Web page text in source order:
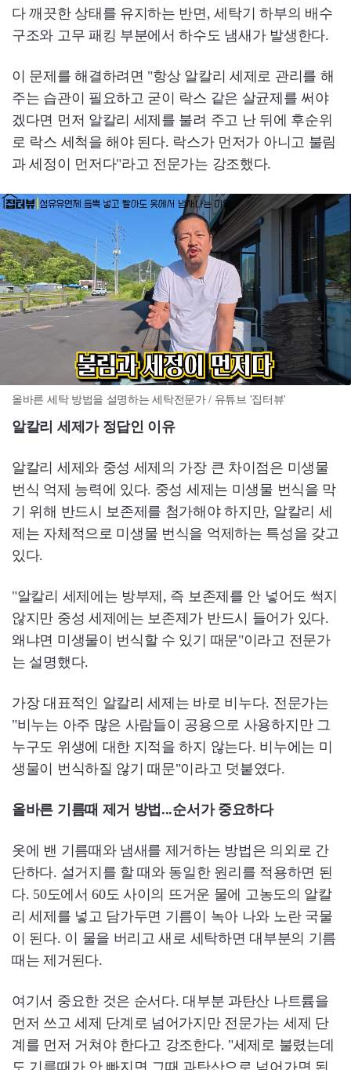
다 깨끗한 상태를 유지하는 반면, 세탁기 하부의 배수
구조와 고무 패킹 부분에서 하수도 냄새가 발생한다.
이 문제를 해결하려면 "항상 알칼리 세제로 관리를 해
주는 습관이 필요하고 굳이 락스 같은 살균제를 써야
겠다면 먼저 알칼리 세제를 불려 주고 난 뒤에 후순위
로 락스 세척을 해야 된다. 락스가 먼저가 아니고 불림
과 세정이 먼저다"라고 전문가는 강조했다.
올바른 세탁 방법을 설명하는 세탁전문가 / 유튜브 '집터뷰'
알칼리 세제가 정답인 이유
알칼리 세제와 중성 세제의 가장 큰 차이점은 미생물
번식 억제 능력에 있다. 중성 세제는 미생물 번식을 막
기 위해 반드시 보존제를 첨가해야 하지만, 알칼리 세
제는 자체적으로 미생물 번식을 억제하는 특성을 갖고
있다.
"알칼리 세제에는 방부제, 즉 보존제를 안 넣어도 썩지
않지만 중성 세제에는 보존제가 반드시 들어가 있다.
왜냐면 미생물이 번식할 수 있기 때문"이라고 전문가
는 설명했다.
가장 대표적인 알칼리 세제는 바로 비누다. 전문가는
"비누는 아주 많은 사람들이 공용으로 사용하지만 그
누구도 위생에 대한 지적을 하지 않는다. 비누에는 미
생물이 번식하질 않기 때문"이라고 덧붙였다.
올바른 기름때 제거 방법...순서가 중요하다
옷에 밴 기름때와 냄새를 제거하는 방법은 의외로 간
단하다. 설거지를 할 때와 동일한 원리를 적용하면 된
다. 50도에서 60도 사이의 뜨거운 물에 고농도의 알칼
리 세제를 넣고 담가두면 기름이 녹아 나와 노란 국물
이 된다. 이 물을 버리고 새로 세탁하면 대부분의 기름
때는 제거된다.
여기서 중요한 것은 순서다. 대부분 과탄산 나트륨을
먼저 쓰고 세제 단계로 넘어가지만 전문가는 세제 단
계를 먼저 거쳐야 한다고 강조한다. "세제로 불렸는데